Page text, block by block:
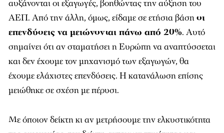
επενδύσεις να μειώνονται πάνω από 20%. Αυτό
σημαίνει ότι αν σταματήσει η Ευρώπη να αναπτύσσεται
και δεν έχουμε τον μηχανισμό των εξαγωγών, θα
έχουμε ελάχιστες επενδύσεις. Η κατανάλωση επίσης
μειώθηκε σε σχέση με πέρυσι.
Με όποιον δείκτη κι αν μετρήσουμε την ελκυστικότητα
άλλους μηχανισμούς, θα καταλήξουμε στο ίδιο